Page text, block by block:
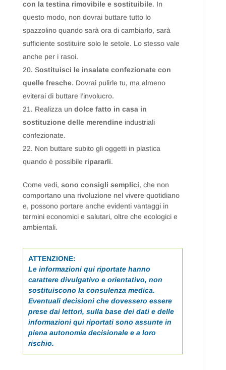
con la testina rimovibile e sostituibile. In
questo modo, non dovrai buttare tutto lo
spazzolino quando sarà ora di cambiarlo, sarà
sufficiente sostituire solo le setole. Lo stesso vale
anche per i rasoi.
Sostituisci le insalate confezionate con
quelle fresche. Dovrai pulirle tu, ma almeno
eviterai di buttare l’involucro.
Realizza un dolce fatto in casa in
sostituzione delle merendineindustriali
confezionate.
Non buttare subito gli oggetti in plastica
quando è possibile ripararli.
Come vedi, sono consigli semplici, che non
comportano una rivoluzione nel vivere quotidiano
e, possono portare anche evidenti vantaggi in
termini economici e salutari, oltre che ecologici e
ambientali.
ATTENZIONE:
Le informazioni qui riportate hanno
carattere divulgativo e orientativo, non
sostituiscono la consulenza medica.
Eventuali decisioni che dovessero essere
prese dai lettori, sulla base dei dati e delle
informazioni qui riportati sono assunte in
piena autonomia decisionale e a loro
rischio.